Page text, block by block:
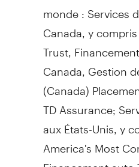
monde : Services
Canada, y
Trust,
Canada, Gestion
(Canada)
TD Assurance;
aux États-Unis, y
America's Most